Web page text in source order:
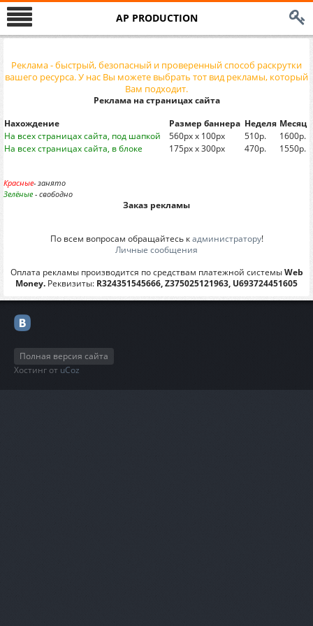
AP PRODUCTION
Реклама - быстрый, безопасный и проверенный способ раскрутки
вашего ресурса. У нас Вы можете выбрать тот вид рекламы, который
Вам подходит.
Реклама на страницах сайта
Нахождение
Размер баннера Неделя Месяц
На всех страницах сайта, под шапкой
560рх х 100рх 510р.
1600р.
На всех страницах сайта, в блоке
175px x 300px 470р. 1550р.
Красные- занято
Зелёные - свободно
Заказ рекламы
По всем вопросам обращайтесь кадминистратору!
Личные сообщения
Оплата рекламы производится по средствам платежной системыWeb
Money. Реквизиты: R324351545666, Z375025121963, U693724451605
Полная версия сайта
Хостинг от uCoz